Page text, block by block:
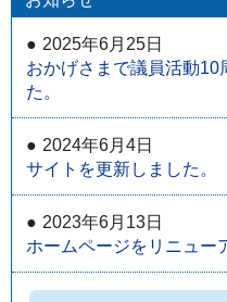
2025年6月25日
おかげさまで議員活動10
た。
2024年6月4日
サイトを更新しました。
2023年6月13日
ホームページをリニュー